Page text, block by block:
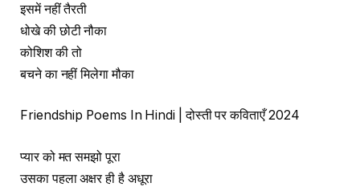
इसमें नहीं तैरती
धोखे की छोटी नौका
कोशिश की तो
बचने का नहीं मिलेगा मौका
Friendship Poems In Hindi | दोस्ती पर कविताएँ 2024
प्यार को मत समझो पूरा
उसका पहला अक्षर ही है अधूरा